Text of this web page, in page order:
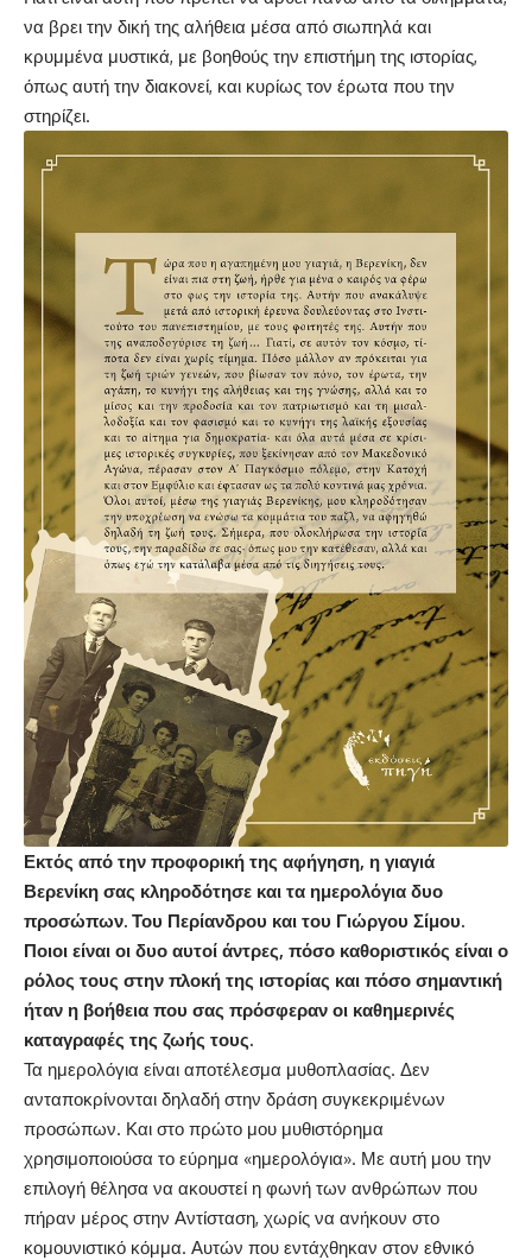
να βρει την δική της αλήθεια μέσα από σιωπηλά και
κρυμμένα μυστικά, με βοηθούς την επιστήμη της ιστορίας,
όπως αυτή την διακονεί, και κυρίως τον έρωτα που την
στηρίζει.
Εκτός από την προφορική της αφήγηση, η γιαγιά
Βερενίκη σας κληροδότησε και τα ημερολόγια δυο
προσώπων. Του Περίανδρου και του Γιώργου Σίμου.
Ποιοι είναι οι δυο αυτοί άντρες, πόσο καθοριστικός είναι ο
ρόλος τους στην πλοκή της ιστορίας και πόσο σημαντική
ήταν η βοήθεια που σας πρόσφεραν οι καθημερινές
καταγραφές της ζωής τους.
Τα ημερολόγια είναι αποτέλεσμα μυθοπλασίας. Δεν
ανταποκρίνονται δηλαδή στην δράση συγκεκριμένων
προσώπων. Και στο πρώτο μου μυθιστόρημα
χρησιμοποιούσα το εύρημα «ημερολόγια». Με αυτή μου την
επιλογή θέλησα να ακουστεί η φωνή των ανθρώπων που
πήραν μέρος στην Αντίσταση, χωρίς να ανήκουν στο
κομουνιστικό κόμμα. Αυτών που εντάχθηκαν στον εθνικό